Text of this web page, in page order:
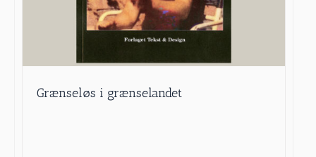
Grænseløs i grænselandet